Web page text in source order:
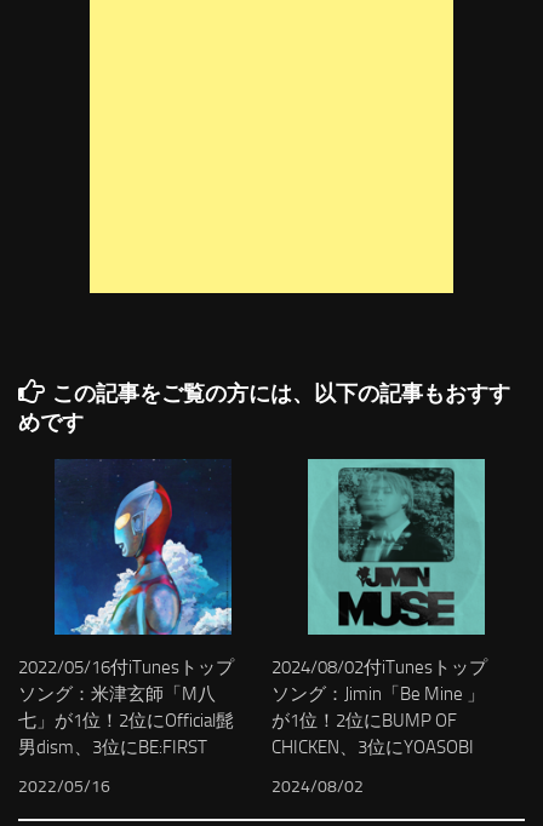
この記事をご覧の方には、以下の記事もおすす
めです
2022/05/16付iTunesトップ
ソング：米津玄師「M八
七」が1位！2位にOfficial髭
男dism、3位にBE:FIRST
2022/05/16
2024/08/02付iTunesトップ
ソング：Jimin「Be Mine 」
が1位！2位にBUMP OF
CHICKEN、3位にYOASOBI
2024/08/02